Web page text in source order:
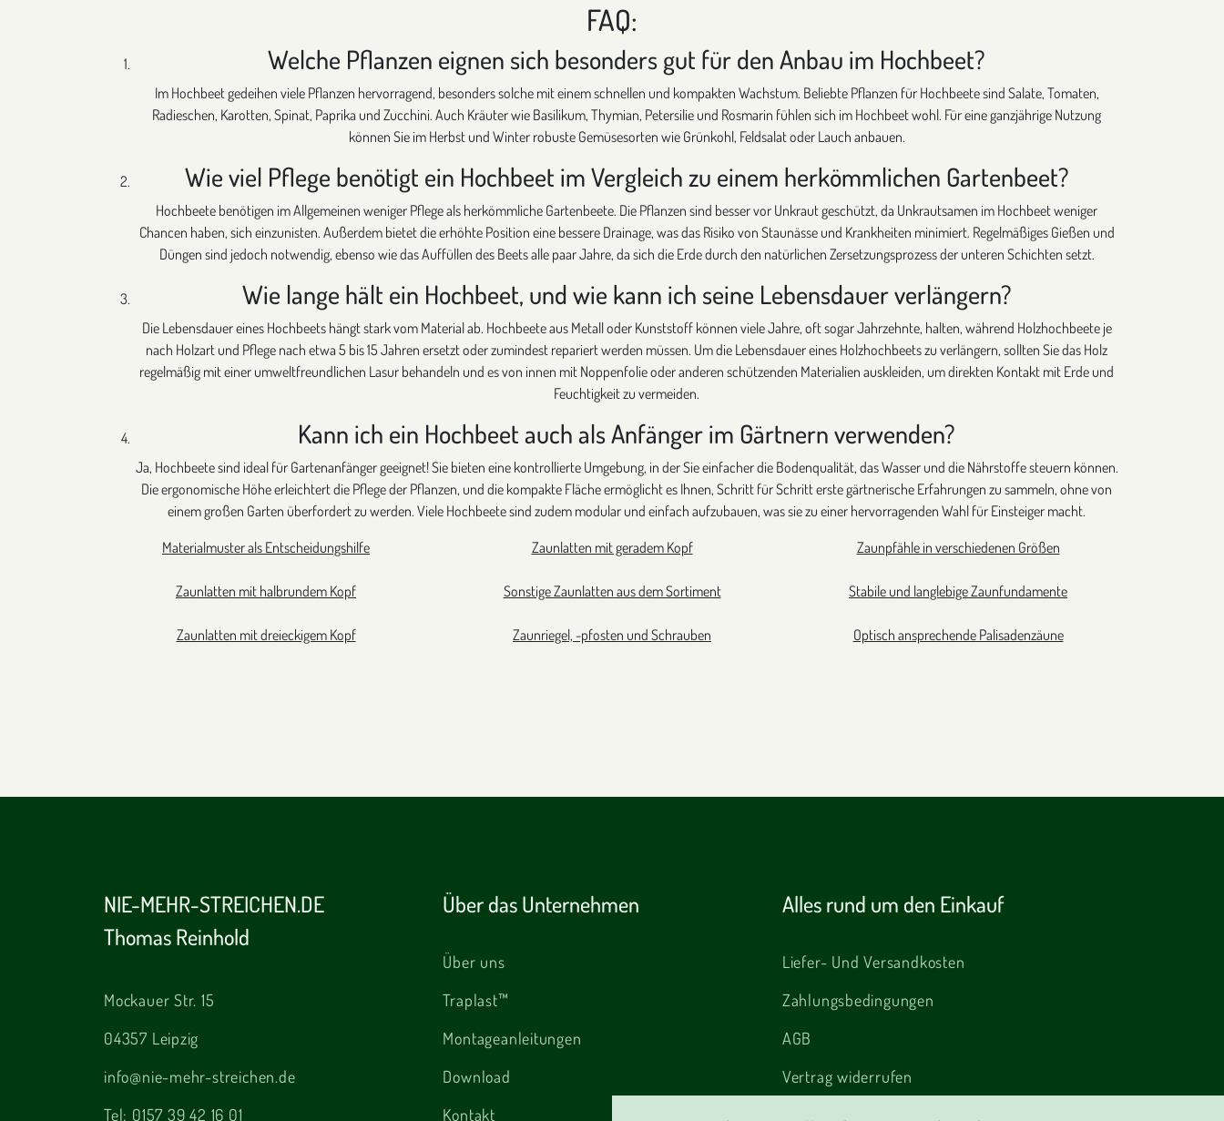
FAQ:
Welche Pflanzen eignen sich besonders gut für den Anbau im Hochbeet?
Im Hochbeet gedeihen viele Pflanzen hervorragend, besonders solche mit einem schnellen und kompakten Wachstum. Beliebte Pflanzen für Hochbeete sind Salate, Tomaten,
Radieschen, Karotten, Spinat, Paprika und Zucchini. Auch Kräuter wie Basilikum, Thymian, Petersilie und Rosmarin fühlen sich im Hochbeet wohl. Für eine ganzjährige Nutzung
können Sie im Herbst und Winter robuste Gemüsesorten wie Grünkohl, Feldsalat oder Lauch anbauen.
Wie viel Pflege benötigt ein Hochbeet im Vergleich zu einem herkömmlichen Gartenbeet?
Hochbeete benötigen im Allgemeinen weniger Pflege als herkömmliche Gartenbeete. Die Pflanzen sind besser vor Unkraut geschützt, da Unkrautsamen im Hochbeet weniger
Chancen haben, sich einzunisten. Außerdem bietet die erhöhte Position eine bessere Drainage, was das Risiko von Staunässe und Krankheiten minimiert. Regelmäßiges Gießen und
Düngen sind jedoch notwendig, ebenso wie das Auffüllen des Beets alle paar Jahre, da sich die Erde durch den natürlichen Zersetzungsprozess der unteren Schichten setzt.
Wie lange hält ein Hochbeet, und wie kann ich seine Lebensdauer verlängern?
Die Lebensdauer eines Hochbeets hängt stark vom Material ab. Hochbeete aus Metall oder Kunststoff können viele Jahre, oft sogar Jahrzehnte, halten, während Holzhochbeete je
nach Holzart und Pflege nach etwa 5 bis 15 Jahren ersetzt oder zumindest repariert werden müssen. Um die Lebensdauer eines Holzhochbeets zu verlängern, sollten Sie das Holz
regelmäßig mit einer umweltfreundlichen Lasur behandeln und es von innen mit Noppenfolie oder anderen schützenden Materialien auskleiden, um direkten Kontakt mit Erde und
Feuchtigkeit zu vermeiden.
Kann ich ein Hochbeet auch als Anfänger im Gärtnern verwenden?
Ja, Hochbeete sind ideal für Gartenanfänger geeignet! Sie bieten eine kontrollierte Umgebung, in der Sie einfacher die Bodenqualität, das Wasser und die Nährstoffe steuern können.
Die ergonomische Höhe erleichtert die Pflege der Pflanzen, und die kompakte Fläche ermöglicht es Ihnen, Schritt für Schritt erste gärtnerische Erfahrungen zu sammeln, ohne von
einem großen Garten überfordert zu werden. Viele Hochbeete sind zudem modular und einfach aufzubauen, was sie zu einer hervorragenden Wahl für Einsteiger macht.
Materialmuster als Entscheidungshilfe
Zaunlatten mit halbrundem Kopf
Zaunlatten mit dreieckigem Kopf
Zaunlatten mit geradem Kopf
Sonstige Zaunlatten aus dem Sortiment
Zaunriegel, -pfosten und Schrauben
Zaunpfähle in verschiedenen Größen
Stabile und langlebige Zaunfundamente
Optisch ansprechende Palisadenzäune
NIE-MEHR-STREICHEN.DE
Thomas Reinhold
Mockauer Str. 15
04357 Leipzig
info@nie-mehr-streichen.de
Tel: 0157 39 42 16 01
Über das Unternehmen
Über uns
Traplast™
Montageanleitungen
Download
Kontakt
Alles rund um den Einkauf
Liefer- Und Versandkosten
Zahlungsbedingungen
AGB
Vertrag widerrufen